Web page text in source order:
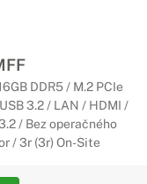
DDR5 / M.2 PCIe
3.2 / LAN / HDMI /
/ Bez operačného
/ 3r (3r) On-Site